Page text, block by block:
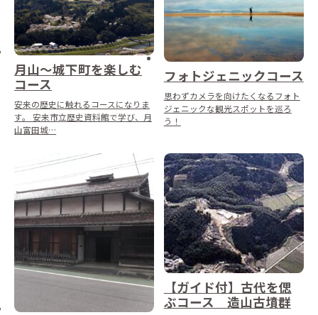
月山～城下町を楽しむ
コース
安来の歴史に触れるコースになりま
す。 安来市立歴史資料館で学び、月
山富田城…
フォトジェニックコース
思わずカメラを向けたくなるフォト
ジェニックな観光スポットを巡ろ
う！
【ガイド付】古代を偲
ぶコース 造山古墳群